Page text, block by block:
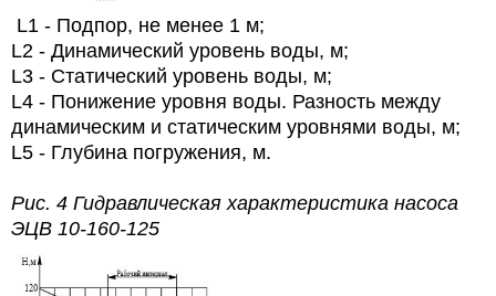
L1 - Подпор, не менее 1 м;
L2 - Динамический уровень воды, м;
L3 - Статический уровень воды, м;
L4 - Понижение уровня воды. Разность между
динамическим и статическим уровнями воды, м;
L5 - Глубина погружения, м.
Рис. 4 Гидравлическая характеристика насоса
ЭЦВ 10-160-125